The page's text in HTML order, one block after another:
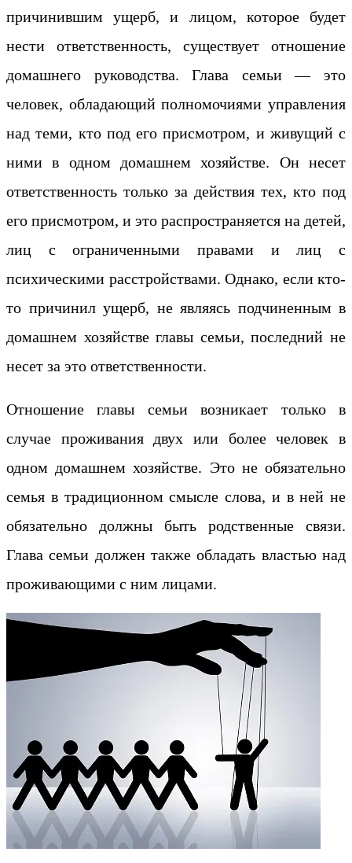
причинившим ущерб, и лицом, которое будет
нести ответственность, существует отношение
домашнего руководства. Глава семьи — это
человек, обладающий полномочиями управления
над теми, кто под его присмотром, и живущий с
ними в одном домашнем хозяйстве. Он несет
ответственность только за действия тех, кто под
его присмотром, и это распространяется на детей,
лиц с ограниченными правами и лиц с
психическими расстройствами. Однако, если кто-
то причинил ущерб, не являясь подчиненным в
домашнем хозяйстве главы семьи, последний не
несет за это ответственности.
Отношение главы семьи возникает только в
случае проживания двух или более человек в
одном домашнем хозяйстве. Это не обязательно
семья в традиционном смысле слова, и в ней не
обязательно должны быть родственные связи.
Глава семьи должен также обладать властью над
проживающими с ним лицами.